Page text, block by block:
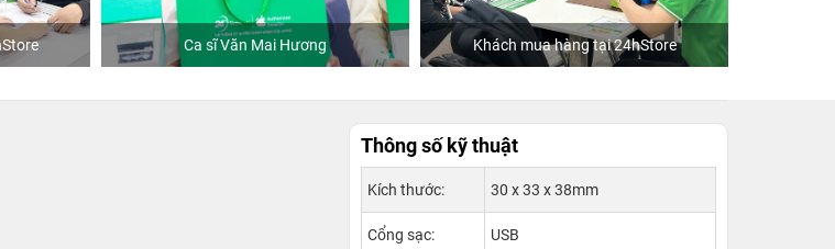
Ca sĩ Văn Mai Hương Khách mua hàng tại 24hStore Hoa hậu Tiểu Vy
Thông số kỹ thuật
Kích thước: 30 x 33 x 38mm
Cổng sạc: USB